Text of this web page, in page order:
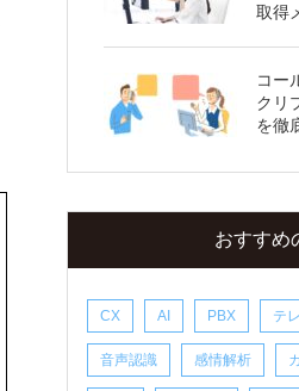
取得
コー
クリ
を徹
おすすめ
CX AI PBX テ
音声認識 感情解析
3.「BtoC」と「BtoB」
違い
4.マーケティングにお
重視される理由
4-1.消費者のニーズ
4-2.顧客自身が必要
るようになった
5.パーソナライズのメ
5-1.顧客のニーズに